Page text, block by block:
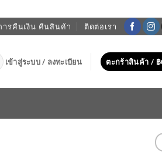
ารคืนเงิน คืนสินค้า ติดต่อเรา
เข้าสู่ระบบ / ลงทะเบียน ตะกร้าสินค้า / ฿